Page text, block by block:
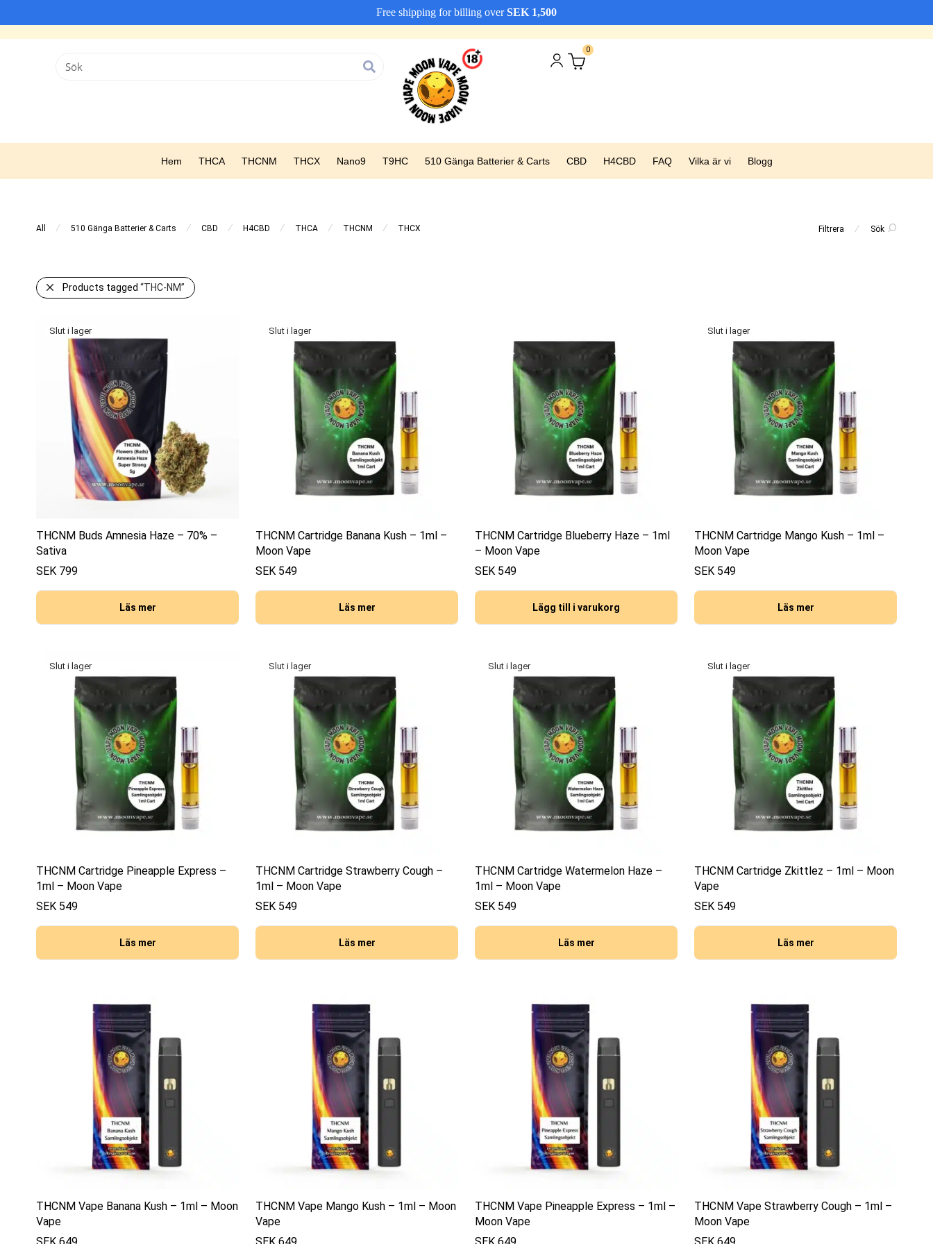
Vi erbjuder snabba leveranserAvfärda
0
Hem THCA THCNM THCX Nano9 T9HC 510 Gänga Batterier & Carts CBD H4CBD FAQ Vilka är vi Blogg
Filtrera ⁄ Sök
All ⁄ 510 Gänga Batterier & Carts ⁄ CBD ⁄ H4CBD ⁄ THCA ⁄ THCNM ⁄ THCX
Products tagged “THC-NM”
THCNM Buds Amnesia Haze – 70% –
Sativa
SEK 799
Läs mer
THCNM Cartridge Banana Kush – 1ml –
Moon Vape
SEK 549
Läs mer
THCNM Cartridge Blueberry Haze – 1ml
– Moon Vape
SEK 549
Lägg till i varukorg
THCNM Cartridge Mango Kush – 1ml –
Moon Vape
SEK 549
Läs mer
THCNM Cartridge Pineapple Express –
1ml – Moon Vape
SEK 549
Läs mer
THCNM Cartridge Strawberry Cough –
1ml – Moon Vape
SEK 549
Läs mer
THCNM Cartridge Watermelon Haze –
1ml – Moon Vape
SEK 549
Läs mer
THCNM Cartridge Zkittlez – 1ml – Moon
Vape
SEK 549
Läs mer
THCNM Vape Banana Kush – 1ml – Moon
Vape
THCNM Vape Mango Kush – 1ml – Moon
Vape
THCNM Vape Pineapple Express – 1ml –
Moon Vape
THCNM Vape Strawberry Cough – 1ml –
Moon Vape
Free shipping for billing overSEK 1,500